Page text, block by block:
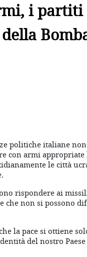
i
politiche italiane
con armi appropriate
le città
rispondere ai
che non si possono
la pace si ottiene
del nostro Paese